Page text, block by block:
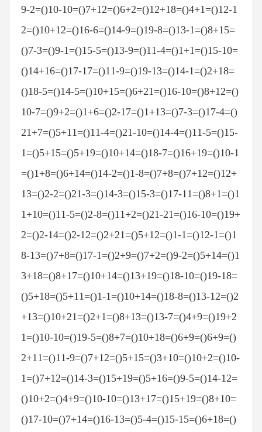
9-2=()10-10=()7+12=()6+2=()12+18=()4+1=()12-1
2=()10+12=()16-6=()14-9=()19-8=()13-1=()8+15=
()7-3=()9-1=()15-5=()13-9=()11-4=()1+1=()15-10=
()14+16=()17-17=()11-9=()19-13=()14-1=()2+18=
()18-5=()14-5=()10+15=()6+21=()16-10=()8+12=()
10-7=()9+2=()1+6=()2-17=()1+13=()7-3=()17-4=()
21+7=()5+11=()11-4=()21-10=()14-4=()11-5=()15-
1=()5+15=()5+19=()10+14=()18-7=()16+19=()10-1
=()1+8=()6+14=()14-2=()1-8=()7+8=()7+12=()12+
13=()2-2=()21-3=()14-3=()15-3=()17-11=()8+1=()1
1+10=()11-5=()2-8=()11+2=()21-21=()16-10=()19+
2=()2-14=()2-12=()2+21=()5+12=()1-1=()12-1=()1
8-13=()7+8=()17-1=()2+9=()7+2=()9-2=()5+14=()1
3+18=()8+17=()10+14=()13+19=()18-10=()19-18=
()5+18=()5+11=()1-1=()10+14=()18-8=()13-12=()2
+13=()10+21=()2+1=()8+13=()13-7=()4+9=()19+2
1=()10-10=()19-5=()8+7=()10+18=()6+9=()6+9=()
2+11=()11-9=()7+12=()5+15=()3+10=()10+2=()10-
1=()7+12=()14-3=()15+19=()5+16=()9-5=()14-12=
()10+2=()4+9=()10-10=()13+17=()15+19=()8+10=
()17-10=()7+14=()16-13=()5-4=()15-15=()6+18=()